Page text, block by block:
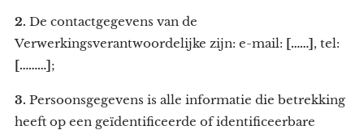
2. De contactgegevens van de
Verwerkingsverantwoordelijke zijn: e-mail: [……], tel:
[………];
3. Persoonsgegevens is alle informatie die betrekking
heeft op een geïdentificeerde of identificeerbare